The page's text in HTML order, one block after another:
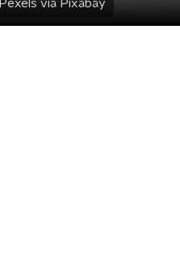
Pexels via Pixabay